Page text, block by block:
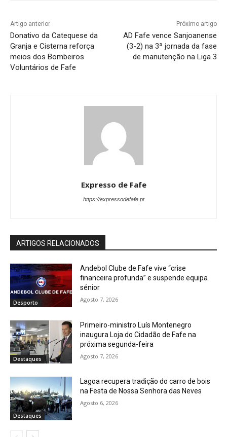
Artigo anterior
Donativo da Catequese da
Granja e Cisterna reforça
meios dos Bombeiros
Voluntários de Fafe
Próximo artigo
AD Fafe vence Sanjoanense
(3-2) na 3ª jornada da fase
de manutenção na Liga 3
Expresso de Fafe
https://expressodefafe.pt
ARTIGOS RELACIONADOS
Desporto
Andebol Clube de Fafe vive “crise
financeira profunda” e suspende equipa
sénior
Agosto 7, 2026
Destaques
Primeiro-ministro Luís Montenegro
inaugura Loja do Cidadão de Fafe na
próxima segunda-feira
Agosto 7, 2026
Destaques
Lagoa recupera tradição do carro de bois
na Festa de Nossa Senhora das Neves
Agosto 6, 2026